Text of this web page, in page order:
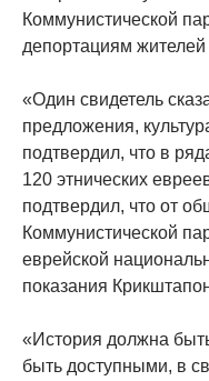
Коммунистической
депортациям
«Один свидетель
предложения,
подтвердил, что в
120 этнических
подтвердил, что от
Коммунистической
еврейской
показания
«История должна
быть доступными, в